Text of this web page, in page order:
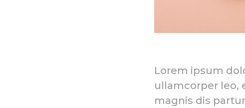
Lorem ipsum
ullamcorper leo,
magnis dis